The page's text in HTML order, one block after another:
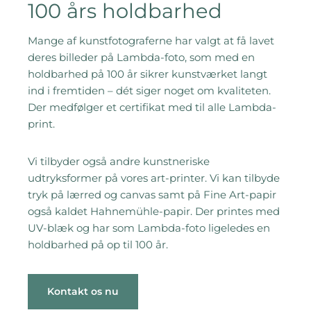
100 års holdbarhed
Mange af kunstfotograferne har valgt at få lavet
deres billeder på Lambda-foto, som med en
holdbarhed på 100 år sikrer kunstværket langt
ind i fremtiden – dét siger noget om kvaliteten.
Der medfølger et certifikat med til alle Lambda-
print.
Vi tilbyder også andre kunstneriske
udtryksformer på vores art-printer. Vi kan tilbyde
tryk på lærred og canvas samt på Fine Art-papir
også kaldet Hahnemühle-papir. Der printes med
UV-blæk og har som Lambda-foto ligeledes en
holdbarhed på op til 100 år.
Kontakt os nu